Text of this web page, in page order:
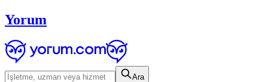
Yorum
Ara